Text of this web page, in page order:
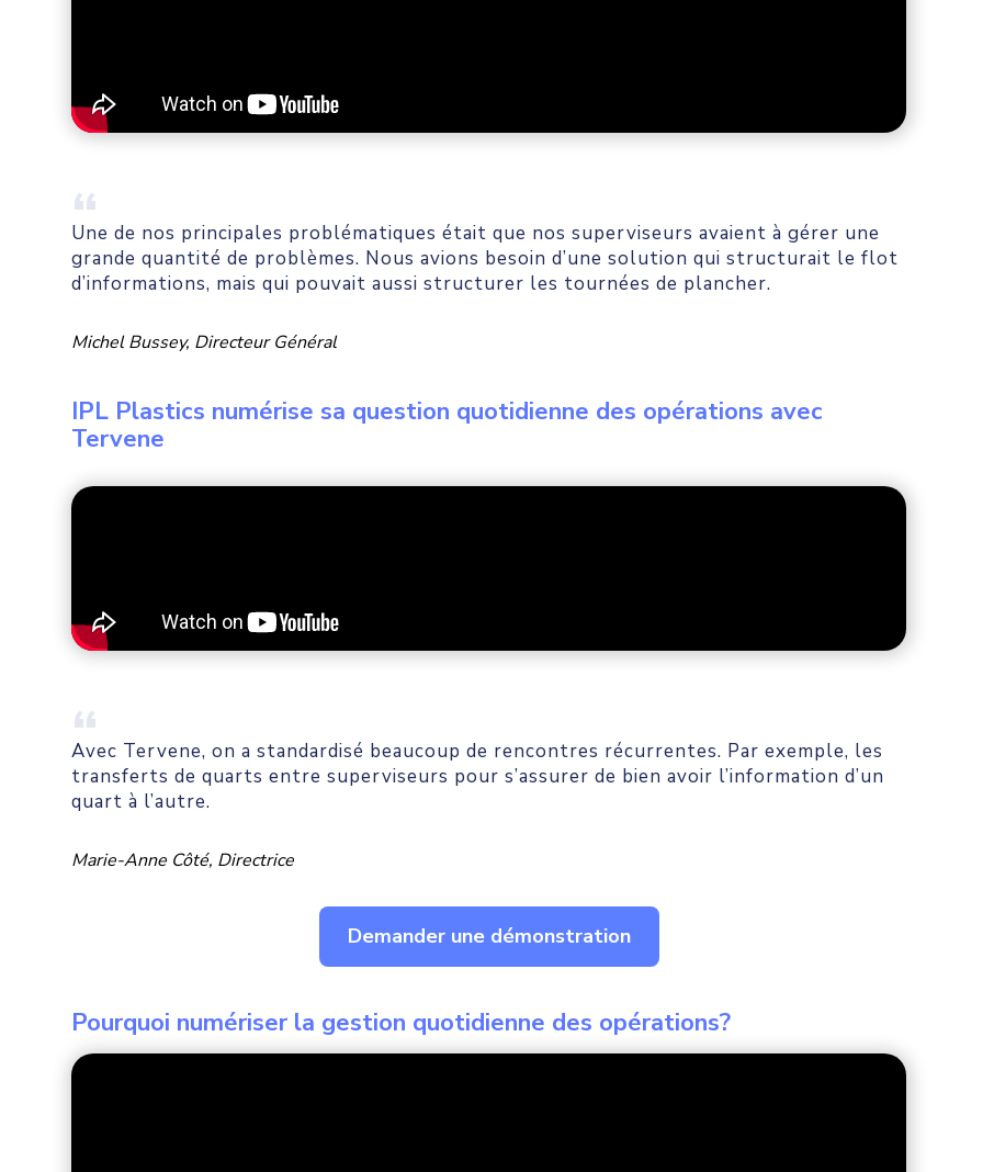
Une de nos principales problématiques était que nos superviseurs avaient à gérer une
grande quantité de problèmes. Nous avions besoin d’une solution qui structurait le flot
d’informations, mais qui pouvait aussi structurer les tournées de plancher.
Michel Bussey, Directeur Général
IPL Plastics numérise sa question quotidienne des opérations avec
Tervene
Avec Tervene, on a standardisé beaucoup de rencontres récurrentes. Par exemple, les
transferts de quarts entre superviseurs pour s’assurer de bien avoir l’information d’un
quart à l’autre.
Marie-Anne Côté, Directrice
Demander une démonstration
Pourquoi numériser la gestion quotidienne des opérations?